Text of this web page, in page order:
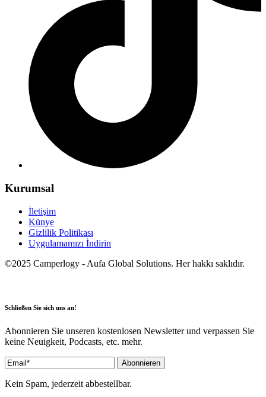
Kurumsal
İletişim
Künye
Gizlilik Politikası
Uygulamamızı İndirin
©2025 Camperlogy - Aufa Global Solutions. Her hakkı saklıdır.
Schließen Sie sich uns an!
Abonnieren Sie unseren kostenlosen Newsletter und verpassen Sie
keine Neuigkeit, Podcasts, etc. mehr.
Kein Spam, jederzeit abbestellbar.